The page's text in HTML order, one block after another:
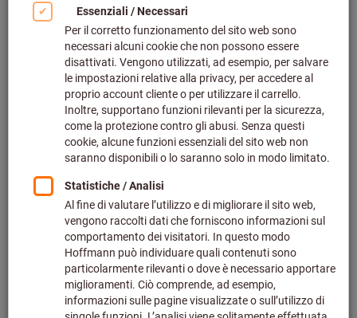
Polo da uomo ESD CONDUCTEX® Cotton Knit,
grigio argento, Taglia: XS
Codice art.:091626 XS